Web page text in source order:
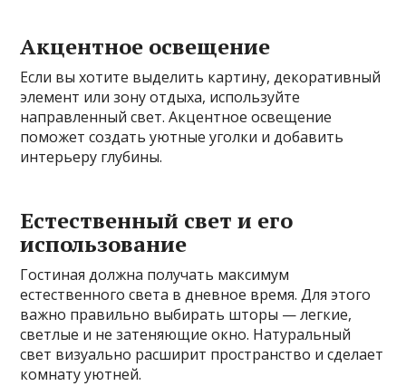
Акцентное освещение
Если вы хотите выделить картину, декоративный
элемент или зону отдыха, используйте
направленный свет. Акцентное освещение
поможет создать уютные уголки и добавить
интерьеру глубины.
Естественный свет и его
использование
Гостиная должна получать максимум
естественного света в дневное время. Для этого
важно правильно выбирать шторы — легкие,
светлые и не затеняющие окно. Натуральный
свет визуально расширит пространство и сделает
комнату уютней.